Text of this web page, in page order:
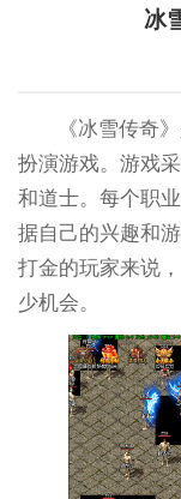
冰
《冰雪传奇
扮演游戏。游戏
和道士。每个职
据自己的兴趣和
打金的玩家来说
少机会。